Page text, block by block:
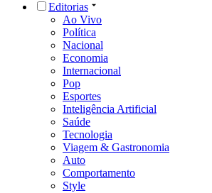
Editorias
Ao Vivo
Política
Nacional
Economia
Internacional
Pop
Esportes
Inteligência Artificial
Saúde
Tecnologia
Viagem & Gastronomia
Auto
Comportamento
Style